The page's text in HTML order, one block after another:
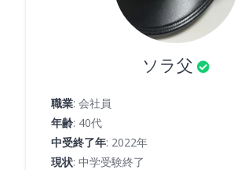
ソラ父
職業: 会社員
年齢: 40代
中受終了年: 2022年
現状: 中学受験終了